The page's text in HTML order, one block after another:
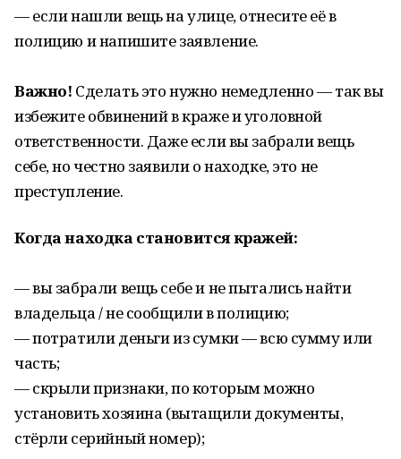
— если нашли вещь на улице, отнесите её в
полицию и напишите заявление.
Важно! Сделать это нужно немедленно — так вы
избежите обвинений в краже и уголовной
ответственности. Даже если вы забрали вещь
себе, но честно заявили о находке, это не
преступление.
Когда находка становится кражей:
— вы забрали вещь себе и не пытались найти
владельца / не сообщили в полицию;
— потратили деньги из сумки — всю сумму или
часть;
— скрыли признаки, по которым можно
установить хозяина (вытащили документы,
стёрли серийный номер);